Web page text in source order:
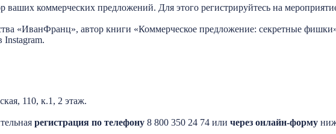
коммерческих предложений. Для этого регистрируйтесь на
«ИванФранц», автор книги «Коммерческое предложение: секретные
110, к.1, 2 этаж.
регистрация по телефону 8 800 350 24 74 или через онлайн-форму